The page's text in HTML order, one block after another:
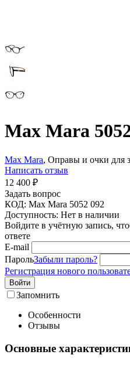
Max Mara
Max Mara, Оправы и очки для
Написать отзыв
12 400 ₽
Задать вопрос
КОД: Max Mara 5052 092
Доступность: Нет в наличии
Войдите в учётную запись,
ответе
E-mail
ПарольЗабыли пароль?
Регистрация нового
Войти
Запомнить
Особенности
Отзывы
Основные